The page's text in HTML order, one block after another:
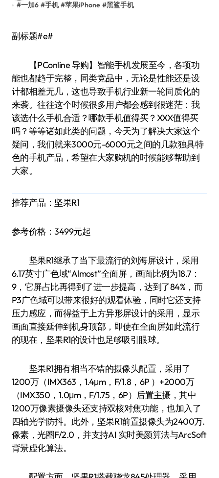
#一加6 #手机 #苹果iPhone #黑鲨手机
副标题#e#
【PConline 导购】智能手机发展至今，各项功
能也都趋于完整，同类竞品中，无论是性能还是设
计都相差无几，这也导致手机行业新一轮同质化的
来袭。往往这个时候很多用户都会感到很迷茫：我
该选什么手机合适？哪款手机值得买？XXX值得买
吗？等等诸如此类的问题，今天为了解决大家这个
疑问，我们就来3000元-6000元之间的几款独具特
色的手机产品，希望在大家购机的时候能够帮助到
大家。
推荐产品：坚果R1
参考价格：3499元起
坚果R1继承了当下最流行的刘海屏设计，采用
6.17英寸广色域“Almost”全面屏，画面比例为18.7：
9，它屏占比再得到了进一步提高，达到了84%，而
P3广色域可以带来很好的观看体验，同时它还支持
压力感应，而得益于上方异形屏设计的采用，显示
画面直接延伸到机身顶部，即使在全面屏如此流行
的现在，坚果R1的设计也足够吸引眼球。
坚果R1拥有相当不错的摄像头配置，采用了
1200万（IMX363，1.4μm，F/1.8，6P ）+2000万
（IMX350，1.0μm，F/1.75，6P）后置主摄，其中
1200万像素摄像头还支持双核对焦功能，也加入了
四轴光学防抖。此外，坚果R1前置摄像头为2400万.
像素，光圈F/2.0，并支持AI 实时美颜算法与ArcSoft
背景虚化算法。